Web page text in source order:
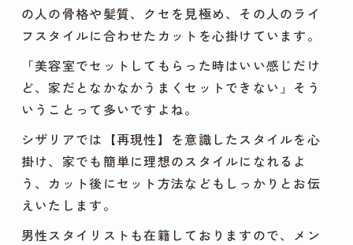
の人の骨格や髪質、クセを見極め、その人のライ
フスタイルに合わせたカットを心掛けています。
「美容室でセットしてもらった時はいい感じだけ
ど、家だとなかなかうまくセットできない」そう
いうことって多いですよね。
シザリアでは【再現性】を意識したスタイルを心
掛け、家でも簡単に理想のスタイルになれるよ
う、カット後にセット方法などもしっかりとお伝
えいたします。
男性スタイリストも在籍しておりますので、メン